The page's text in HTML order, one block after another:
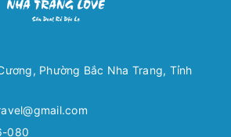
Phường Bắc Nha Trang, Tỉnh
080